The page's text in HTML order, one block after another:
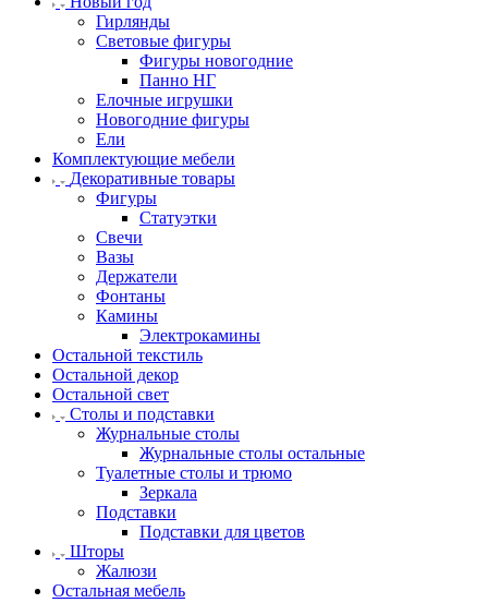
Гирлянды
Световые фигуры
Фигуры новогодние
Панно НГ
Елочные игрушки
Новогодние фигуры
Ели
Комплектующие мебели
Декоративные товары
Фигуры
Статуэтки
Свечи
Вазы
Держатели
Фонтаны
Камины
Электрокамины
Остальной текстиль
Остальной декор
Остальной свет
Столы и подставки
Журнальные столы
Журнальные столы остальные
Туалетные столы и трюмо
Зеркала
Подставки
Подставки для цветов
Шторы
Жалюзи
Остальная мебель